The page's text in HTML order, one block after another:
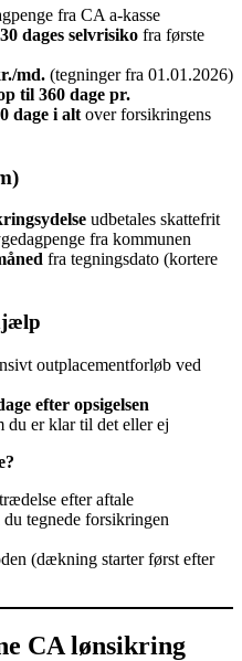
fra CA a-kasse
30 dages selvrisiko fra første
md. (tegninger fra 01.01.2026)
til 360 dage pr.
dage i alt over forsikringens
udbetales skattefrit
fra kommunen
fra tegningsdato (kortere
outplacementforløb ved
efter opsigelsen
du er klar til det eller ej
efter aftale
tegnede forsikringen
(dækning starter først efter
CA lønsikring